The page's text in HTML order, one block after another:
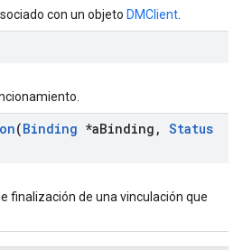
con un objeto DMClient
(Binding *aBinding , Status
finalización de una vinculación que